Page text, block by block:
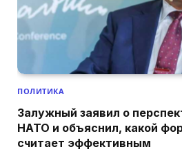
ПОЛИТИКА
Залужный заявил о
НАТО и объяснил, какой
считает эффективным